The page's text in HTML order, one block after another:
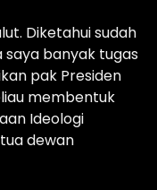
Diketahui sudah
saya banyak tugas
pak Presiden
membentuk
Ideologi
dewan